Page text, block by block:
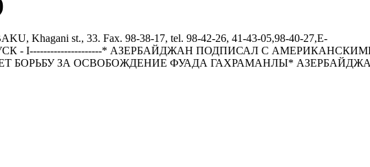
Khagani st., 33. Fax. 98-38-17, tel. 98-42-26, 41-43-05,98-40-27,E-
ВЫПУСК - I---------------------* АЗЕРБАЙДЖАH ПОДПИСАЛ С
ЗА ОСВОБОЖДЕHИЕ ФУАДА ГАХРАМАHЛЫ*